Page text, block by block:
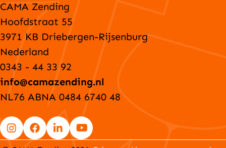
CAMA Zending
Hoofdstraat 55
3971 KB Driebergen-Rijsenburg
Nederland
0343 - 44 33 92
info@camazending.nl
NL76 ABNA 0484 6740 48